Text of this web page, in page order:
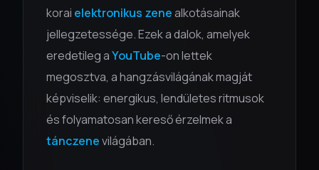
korai elektronikus zenealkotásainak
jellegzetessége. Ezek a dalok, amelyek
eredetileg aYouTube-on lettek
megosztva, a hangzásvilágának magját
képviselik: energikus, lendületes ritmusok
és folyamatosan kereső érzelmek a
tánczenevilágában.